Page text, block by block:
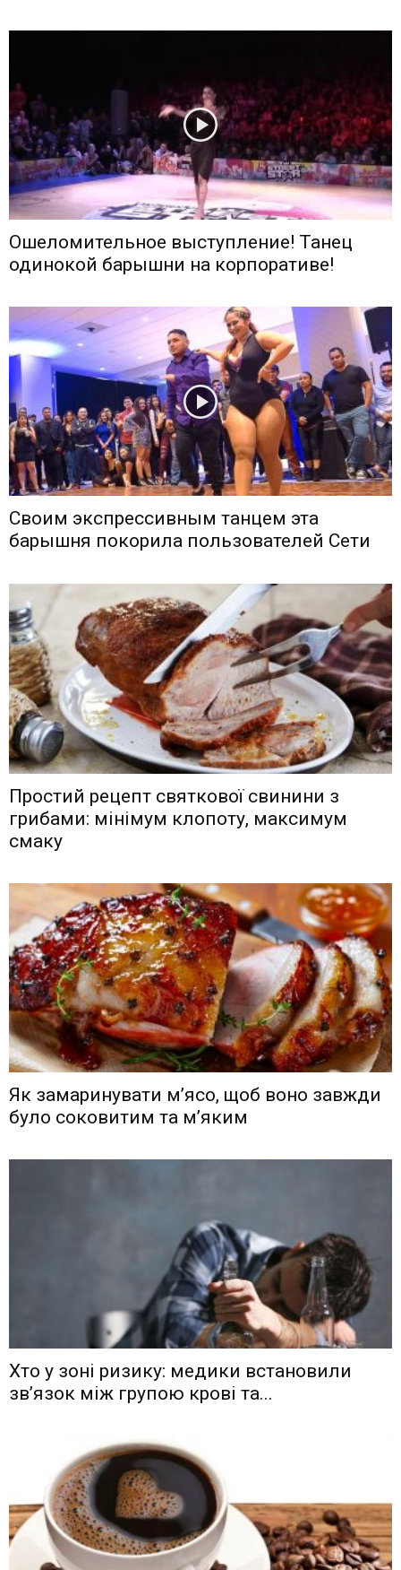
Ошеломительное выступление! Танец
одинокой барышни на корпоративе!
Своим экспрессивным танцем эта
барышня покорила пользователей Сети
Простий рецепт святкової свинини з
грибами: мінімум клопоту, максимум
смаку
Як замаринувати м’ясо, щоб воно завжди
було соковитим та м’яким
Хто у зоні ризику: медики встановили
зв’язок між групою крові та...